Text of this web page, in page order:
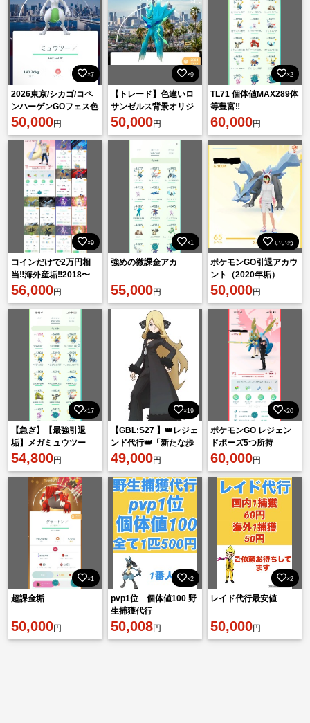
×7
2026東京/シカゴ/コペ
ンハーゲンGOフェス色
違い背景ミュウツーな
50,000円
×9
【トレード】色違いロ
サンゼルス背景オリジ
ンディアルガ（時の咆
哮持ち.）
50,000円
×2
TL71 個体値MAX289体
等豊富‼️
60,000円
×9
コインだけで2万円相
当‼️海外産垢‼️2018〜
2020年交換🉑伝説264
56,000円
×1
強めの微課金アカ
55,000円
いいね
ポケモンGO引退アカウ
ント（2020年垢）
50,000円
×17
【急ぎ】【最強引退
垢】メガミュウツー
古参キャラ多数 100%
多数所持
54,800円
×19
【GBL:S27 】👑レジェ
ンド代行👑「新たな歩
み」
49,000円
×20
ポケモンGO レジェン
ドポーズ5つ所持
60,000円
×1
超課金垢
50,000円
×2
pvp1位 個体値100 野
生捕獲代行
50,008円
×2
レイド代行最安値
50,000円